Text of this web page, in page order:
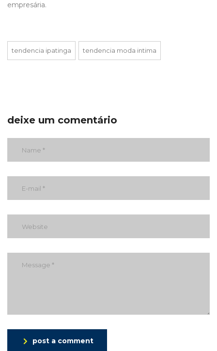
empresária.
tendencia ipatinga tendencia moda intima
deixe um comentário
post a comment